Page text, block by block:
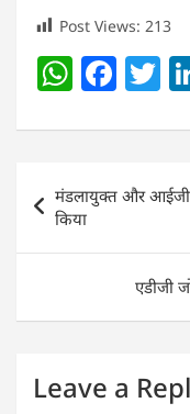
Post Views: 213
W
at
s
A
p
F
c
e
b
o
o
k
T
er
Post
navigation
मंडलायुक्त और आईजी
किया
एडीजी
Leave a